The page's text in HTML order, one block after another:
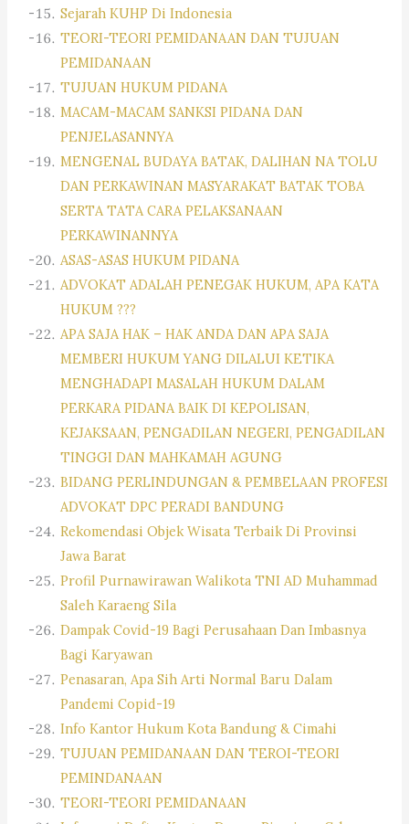
Sejarah KUHP Di Indonesia
TEORI-TEORI PEMIDANAAN DAN TUJUAN
PEMIDANAAN
TUJUAN HUKUM PIDANA
MACAM-MACAM SANKSI PIDANA DAN
PENJELASANNYA
MENGENAL BUDAYA BATAK, DALIHAN NA TOLU
DAN PERKAWINAN MASYARAKAT BATAK TOBA
SERTA TATA CARA PELAKSANAAN
PERKAWINANNYA
ASAS-ASAS HUKUM PIDANA
ADVOKAT ADALAH PENEGAK HUKUM, APA KATA
HUKUM ???
APA SAJA HAK – HAK ANDA DAN APA SAJA
MEMBERI HUKUM YANG DILALUI KETIKA
MENGHADAPI MASALAH HUKUM DALAM
PERKARA PIDANA BAIK DI KEPOLISAN,
KEJAKSAAN, PENGADILAN NEGERI, PENGADILAN
TINGGI DAN MAHKAMAH AGUNG
BIDANG PERLINDUNGAN & PEMBELAAN PROFESI
ADVOKAT DPC PERADI BANDUNG
Rekomendasi Objek Wisata Terbaik Di Provinsi
Jawa Barat
Profil Purnawirawan Walikota TNI AD Muhammad
Saleh Karaeng Sila
Dampak Covid-19 Bagi Perusahaan Dan Imbasnya
Bagi Karyawan
Penasaran, Apa Sih Arti Normal Baru Dalam
Pandemi Copid-19
Info Kantor Hukum Kota Bandung & Cimahi
TUJUAN PEMIDANAAN DAN TEROI-TEORI
PEMINDANAAN
TEORI-TEORI PEMIDANAAN